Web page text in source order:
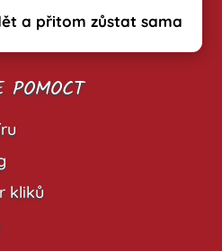
a přitom zůstat sama
kliků